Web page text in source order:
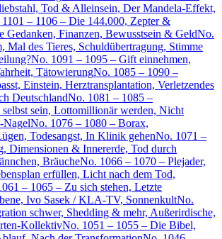
Tod & Alleinsein, Der Mandela-Effekt,
– 1106 – Die 144.000, Zepter &
Gedanken, Finanzen, Bewusstsein & GeldNo.
Mal des Tieres, Schuldübertragung, Stimme
No. 1091 – 1095 – Gift einnehmen,
TätowierungNo. 1085 – 1090 –
Einstein, Herztransplantation, Verletzendes
DeutschlandNo. 1081 – 1085 –
sein, Lottomillionär werden, Nicht
NagelNo. 1076 – 1080 – Borax,
Todesangst, In Klinik gehenNo. 1071 –
Dimensionen & Innererde, Tod durch
BräucheNo. 1066 – 1070 – Plejader,
erfüllen, Licht nach dem Tod,
– 1065 – Zu sich stehen, Letzte
Ivo Sasek / KLA-TV, SonnenkultNo.
schwer, Shedding & mehr, Außerirdische,
KollektivNo. 1051 – 1055 – Die Bibel,